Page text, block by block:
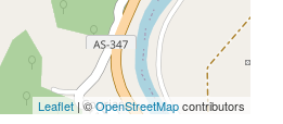
Leaflet| ©OpenStreetMapcontributors